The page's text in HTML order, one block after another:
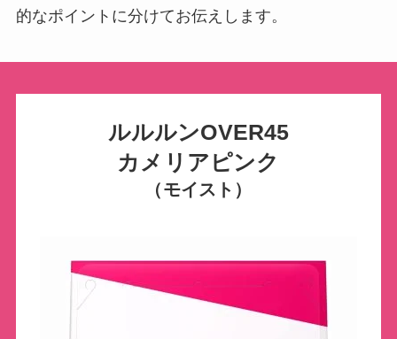
的なポイントに分けてお伝えします。
ルルルンOVER45
カメリアピンク
（モイスト）